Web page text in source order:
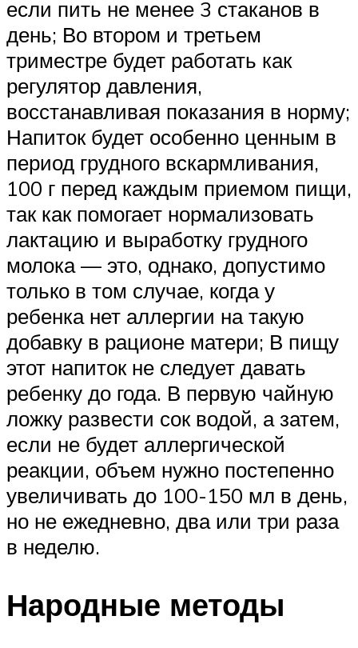
если пить не менее 3 стаканов в
день; Во втором и третьем
триместре будет работать как
регулятор давления,
восстанавливая показания в норму;
Напиток будет особенно ценным в
период грудного вскармливания,
100 г перед каждым приемом пищи,
так как помогает нормализовать
лактацию и выработку грудного
молока — это, однако, допустимо
только в том случае, когда у
ребенка нет аллергии на такую
добавку в рационе матери; В пищу
этот напиток не следует давать
ребенку до года. В первую чайную
ложку развести сок водой, а затем,
если не будет аллергической
реакции, объем нужно постепенно
увеличивать до 100-150 мл в день,
но не ежедневно, два или три раза
в неделю.
Народные методы